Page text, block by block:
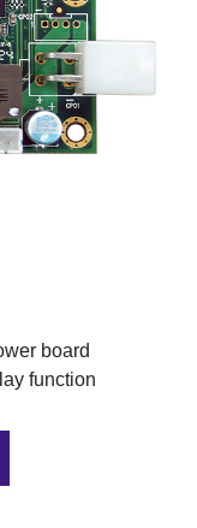
board
function